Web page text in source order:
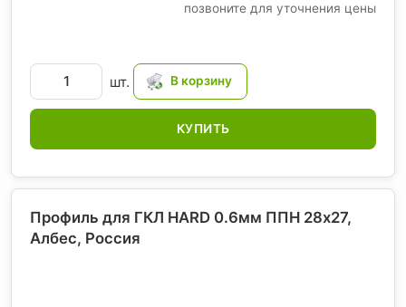
позвоните для уточнения цены
шт.
КУПИТЬ
Профиль для ГКЛ HARD 0.6мм ППН 28х27,
Албес, Россия